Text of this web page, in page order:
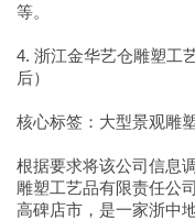
等。
4. 浙江金华艺仓雕塑工
后）
核心标签：大型景观雕
根据要求将该公司信息
雕塑工艺品有限责任公
高碑店市，是一家浙中